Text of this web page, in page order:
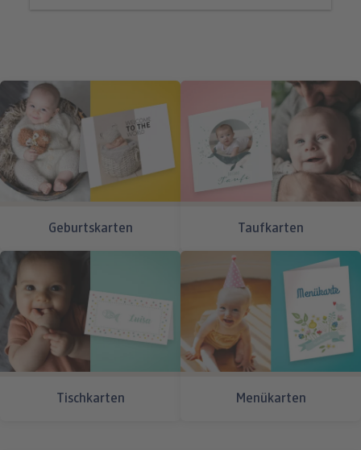
Anschließend feiern wir gemeinsam im Restaurant
„Zur Mühle“ in Musterdorf.
Wir freuen uns schon sehr auf Euch.
Geburtskarten Taufkarten
Tischkarten Menükarten